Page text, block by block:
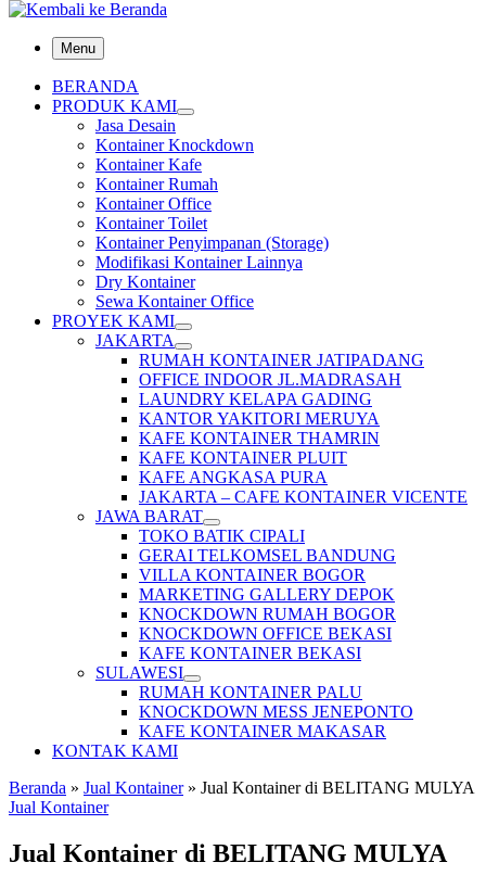
Menu
BERANDA
PRODUK KAMI
Jasa Desain
Kontainer Knockdown
Kontainer Kafe
Kontainer Rumah
Kontainer Office
Kontainer Toilet
Kontainer Penyimpanan (Storage)
Modifikasi Kontainer Lainnya
Dry Kontainer
Sewa Kontainer Office
PROYEK KAMI
JAKARTA
RUMAH KONTAINER JATIPADANG
OFFICE INDOOR JL.MADRASAH
LAUNDRY KELAPA GADING
KANTOR YAKITORI MERUYA
KAFE KONTAINER THAMRIN
KAFE KONTAINER PLUIT
KAFE ANGKASA PURA
JAKARTA – CAFE KONTAINER VICENTE
JAWA BARAT
TOKO BATIK CIPALI
GERAI TELKOMSEL BANDUNG
VILLA KONTAINER BOGOR
MARKETING GALLERY DEPOK
KNOCKDOWN RUMAH BOGOR
KNOCKDOWN OFFICE BEKASI
KAFE KONTAINER BEKASI
SULAWESI
RUMAH KONTAINER PALU
KNOCKDOWN MESS JENEPONTO
KAFE KONTAINER MAKASAR
KONTAK KAMI
Beranda » Jual Kontainer » Jual Kontainer di BELITANG MULYA
Jual Kontainer
Jual Kontainer di BELITANG MULYA